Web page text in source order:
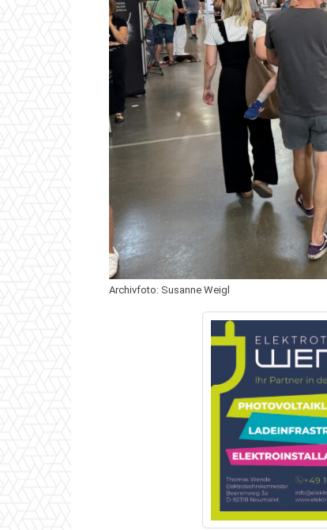
Archivfoto: Susanne Weigl